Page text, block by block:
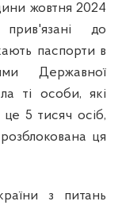
жовтня 2024
до
паспорти в
Державної
ті особи, які
5 тисяч осіб,
ця
з питань